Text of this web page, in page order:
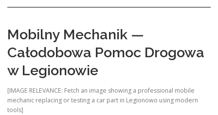
Mobilny Mechanik —
Całodobowa Pomoc Drogowa
w Legionowie
[IMAGE RELEVANCE: Fetch an image showing a professional mobile
mechanic replacing or testing a car part in Legionowo using modern
tools]